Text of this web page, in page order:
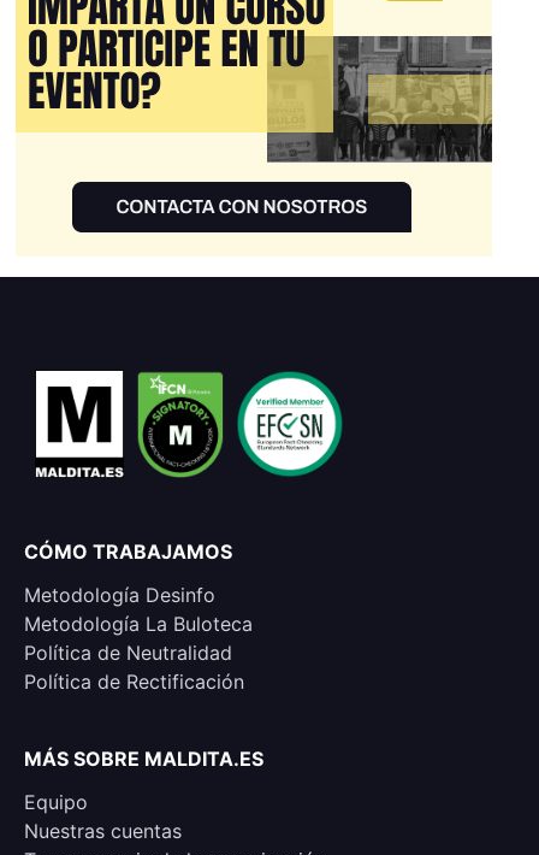
CÓMO TRABAJAMOS
Metodología Desinfo
Metodología La Buloteca
Política de Neutralidad
Política de Rectificación
MÁS SOBRE MALDITA.ES
Equipo
Nuestras cuentas